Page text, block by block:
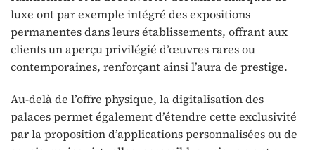
luxe ont par exemple intégré des expositions
permanentes dans leurs établissements, offrant aux
clients un aperçu privilégié d’œuvres rares ou
contemporaines, renforçant ainsi l’aura de prestige.
Au-delà de l’offre physique, la digitalisation des
palaces permet également d’étendre cette exclusivité
par la proposition d’applications personnalisées ou de